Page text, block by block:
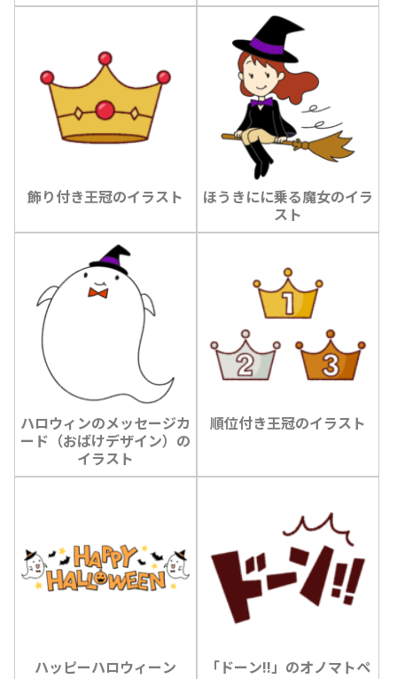
飾り付き王冠のイラスト
ほうきにに乗る魔女のイラ
スト
ハロウィンのメッセージカ
ード（おばけデザイン）の
イラスト
順位付き王冠のイラスト
ハッピーハロウィーン
「ドーン!!」のオノマトペ